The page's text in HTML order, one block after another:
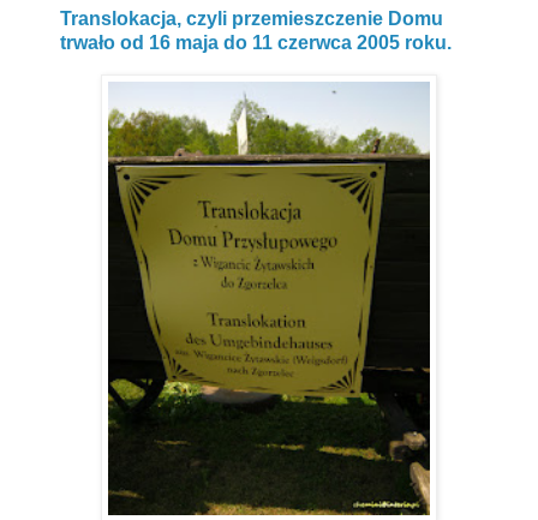
Translokacja, czyli przemieszczenie Domu
trwało od 16 maja do 11 czerwca 2005 roku.